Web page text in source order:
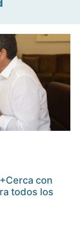
con
todos los